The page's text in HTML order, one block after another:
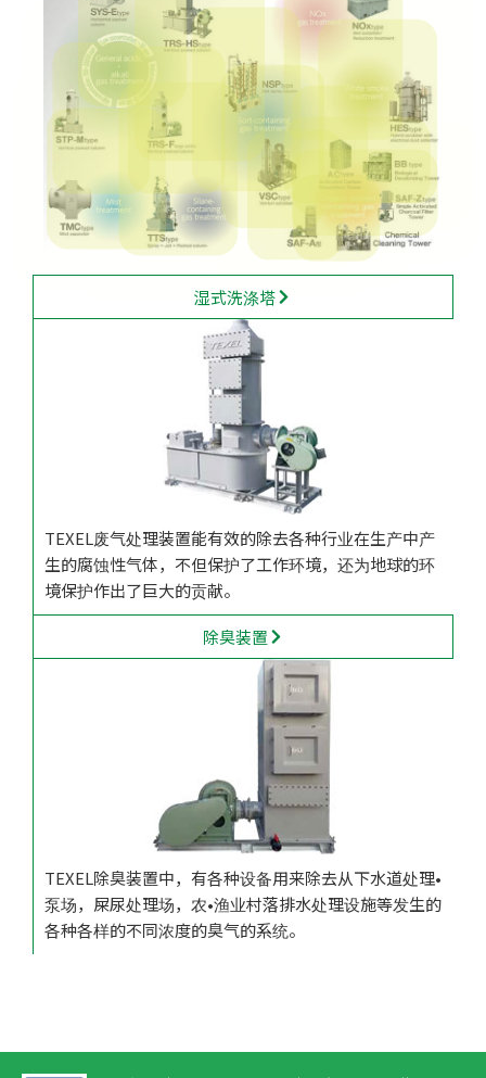
SYS-E
STP-M TRS-F
TRS-HS
TMC TTS
NSP
VSC
SAF-A
洗浄塔
HES
AC
SAF-Z
BB
湿式洗涤塔
TEXEL废气处理装置能有效的除去各种行业在生产中产
生的腐蚀性气体，不但保护了工作环境，还为地球的环
境保护作出了巨大的贡献。
除臭装置
TEXEL除臭装置中，有各种设备用来除去从下水道处理•
泵场，屎尿处理场，农•渔业村落排水处理设施等发生的
各种各样的不同浓度的臭气的系统。